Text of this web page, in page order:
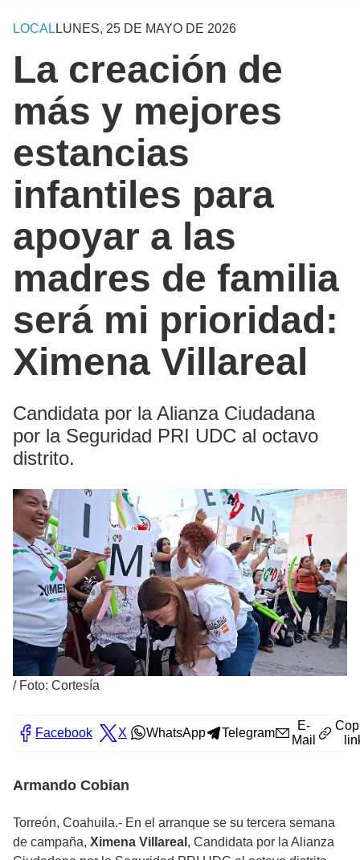
LOCAL LUNES, 25 DE MAYO DE 2026
La creación de
más y mejores
estancias
infantiles para
apoyar a las
madres de familia
será mi prioridad:
Ximena Villareal
Candidata por la Alianza Ciudadana
por la Seguridad PRI UDC al octavo
distrito.
/ Foto: Cortesía
Facebook X WhatsApp Telegram
E-
Mail
Armando Cobian
Torreón, Coahuila.- En el arranque se su tercera semana
de campaña, Ximena Villareal , Candidata por la Alianza